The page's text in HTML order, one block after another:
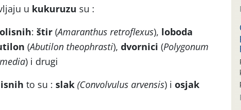
u kukuruzu su :
: štir (Amaranthus retroflexus), loboda
(Abutilon theophrasti), dvornici (Polygonum
) i drugi
to su : slak (Convolvulus arvensis) i osjak